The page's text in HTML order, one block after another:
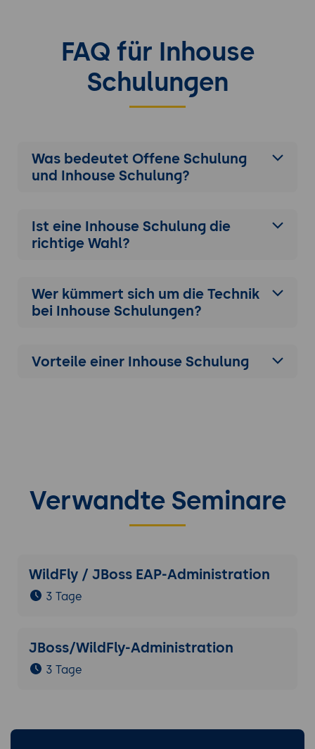
FAQ für Inhouse
Schulungen
Was bedeutet Offene Schulung
und Inhouse Schulung?
Ist eine Inhouse Schulung die
richtige Wahl?
Wer kümmert sich um die Technik
bei Inhouse Schulungen?
Vorteile einer Inhouse Schulung
Verwandte Seminare
WildFly / JBoss EAP-Administration
3 Tage
JBoss/WildFly-Administration
3 Tage